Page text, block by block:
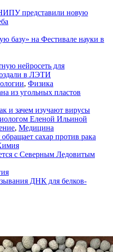
представили новую
базу» на Фестивале науки в
нейросеть для
в ЛЭТИ
, Физика
из угольных пластов
и зачем изучают вирусы
Еленой Ильиной
, Медицина
сахар против рака
с Северным Ледовитым
ДНК для белков-